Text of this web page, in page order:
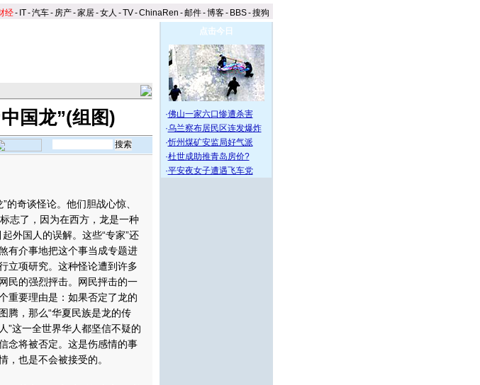
经- IT-汽车- 房产-家居-女人 -TV-ChinaRen -邮件-博客- BBS-搜狗
国龙”(组图)
奇谈怪论。他们胆战心惊、
志了，因为在西方，龙是一种
外国人的误解。 这些“专家”还
有介事地把这个事当成专题进
立项研究。这种怪论遭到许多
网民的强烈抨击。网民抨击的一
重要理由是：如果否定了龙的
图腾，那么“华夏民族是龙的传
人”这一全世界华人都坚信不疑的
念将被否定。这是伤感情的事
，也是不会被接受的。
点击今日
·佛山一家六口惨遭杀害
·乌兰察布居民区连发爆炸
·忻州煤矿安监局好气派
·杜世成助推青岛房价?
·平安夜女子遭遇飞车党